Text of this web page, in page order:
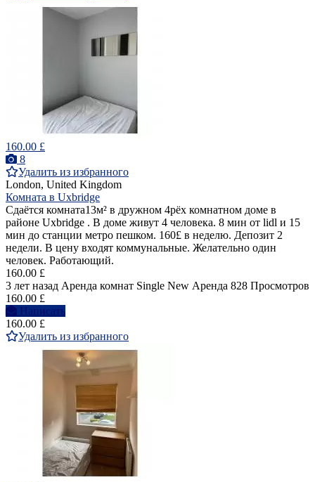
160.00 £
8
Удалить из избранного
London, United Kingdom
Комната в Uxbridge
Сдаётся комната13м² в дружном 4рёх комнатном доме в
районе Uxbridge . В доме живут 4 человека. 8 мин от lidl и 15
мин до станции метро пешком. 160£ в неделю. Депозит 2
недели. В цену входят коммунальные. Желательно один
человек. Работающий.
160.00 £
3 лет назад Аренда комнат Single New Аренда 828 Просмотров
160.00 £
Написать
160.00 £
Удалить из избранного